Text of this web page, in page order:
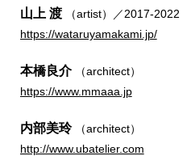
山上 渡
（artist）／2017-2022
https://wataruyamakami.jp/
本橋良介
（architect）
https://www.mmaaa.jp
内部美玲
（architect）
http://www.ubatelier.com